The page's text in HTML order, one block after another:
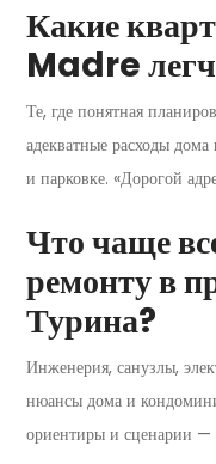
Какие
Madre
Те, где понятная
адекватные расходы
и парковке. «Дорогой
Что чаще
ремонту в
Турина?
Инженерия, санузлы,
нюансы дома и
ориентиры и сценарии —